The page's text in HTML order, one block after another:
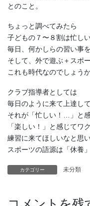
とのこと。
ちょっと調べてみたら
子どもの７〜８割は忙し
毎日、何かしらの習い事
そして、外で遊ぶ＋スポ
これも時代なのでしょう
クラブ指導者としては
毎日のように来て上達し
それが「忙しい！…」と
「楽しい！」と感じてワ
練習に来てほしいなと思い
スポーツの語源は「休養
カテゴリー 未分類